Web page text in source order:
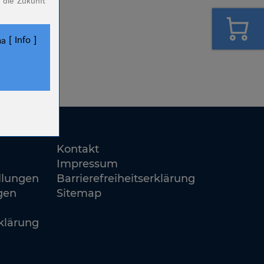
Kontakt
Impressum
Barrierefreiheitserklärung
Sitemap
Info